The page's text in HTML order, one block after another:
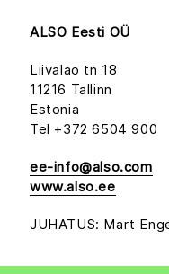
ALSO Eesti OÜ
Liivalao tn 18
11216 Tallinn
Estonia
Tel +372 6504 900
ee-info@also.com
www.also.ee
JUHATUS: Mart